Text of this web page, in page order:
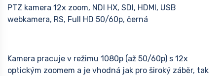
PTZ kamera 12x zoom, NDI HX, SDI, HDMI, USB
webkamera, RS, Full HD 50/60p, černá
Kamera pracuje v režimu 1080p (až 50/60p) s 12x
optickým zoomem a je vhodná jak pro široký záběr, tak